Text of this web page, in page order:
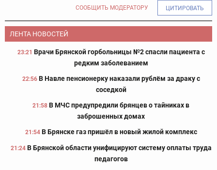
СООБЩИТЬ МОДЕРАТОРУ ЦИТИРОВАТЬ
ЛЕНТА НОВОСТЕЙ
23:21 Врачи Брянской горбольницы №2 спасли пациента с
редким заболеванием
22:56 В Навле пенсионерку наказали рублём за драку с
соседкой
21:58 В МЧС предупредили брянцев о тайниках в
заброшенных домах
21:54 В Брянске газ пришёл в новый жилой комплекс
21:24 В Брянской области унифицируют систему оплаты труда
педагогов